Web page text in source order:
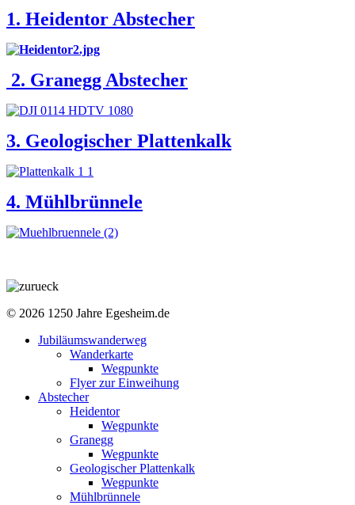
1. Heidentor Abstecher
2. Granegg Abstecher
3. Geologischer Plattenkalk
4. Mühlbrünnele
© 2026 1250 Jahre Egesheim.de
Jubiläumswanderweg
Wanderkarte
Wegpunkte
Flyer zur Einweihung
Abstecher
Heidentor
Wegpunkte
Granegg
Wegpunkte
Geologischer Plattenkalk
Wegpunkte
Mühlbrünnele